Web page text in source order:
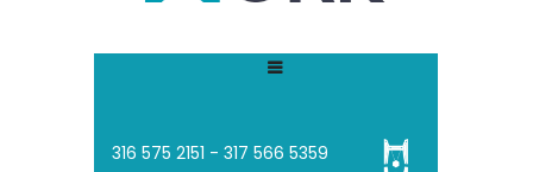
316 575 2151 - 317 566 5359